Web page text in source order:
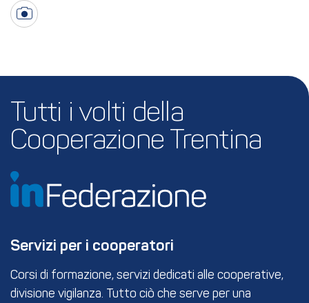
Tutti i volti della
Cooperazione Trentina
Servizi per i cooperatori
Corsi di formazione, servizi dedicati alle cooperative,
divisione vigilanza. Tutto ciò che serve per una